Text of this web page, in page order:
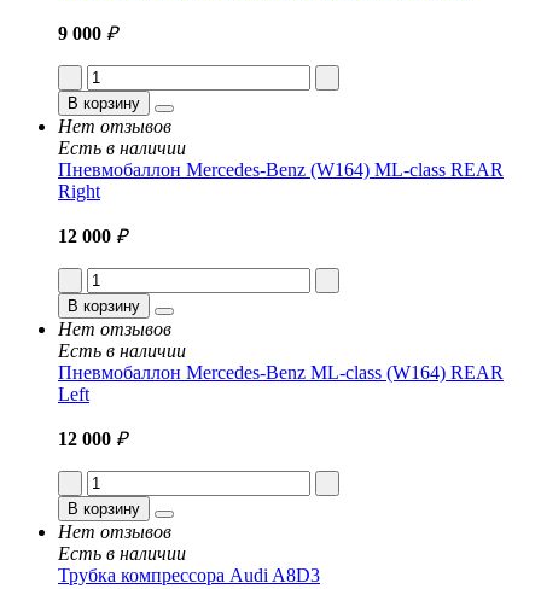
9 000 ₽
В корзину
Нет отзывов
Есть в наличии
Пневмобаллон Mercedes-Benz (W164) ML-class REAR
Right
12 000 ₽
В корзину
Нет отзывов
Есть в наличии
Пневмобаллон Mercedes-Benz ML-class (W164) REAR
Left
12 000 ₽
В корзину
Нет отзывов
Есть в наличии
Трубка компрессора Audi A8D3